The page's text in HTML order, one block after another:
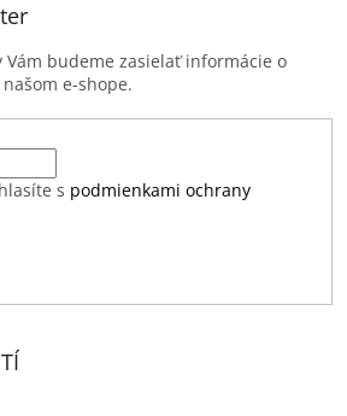
Vám budeme zasielať informácie o
e-shope.
s podmienkami ochrany